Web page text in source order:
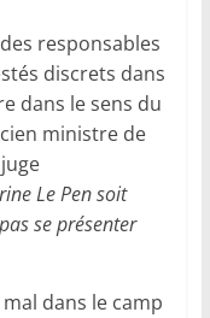
responsables
discrets dans
dans le sens du
ministre de
Le Pen soit
se présenter
dans le camp